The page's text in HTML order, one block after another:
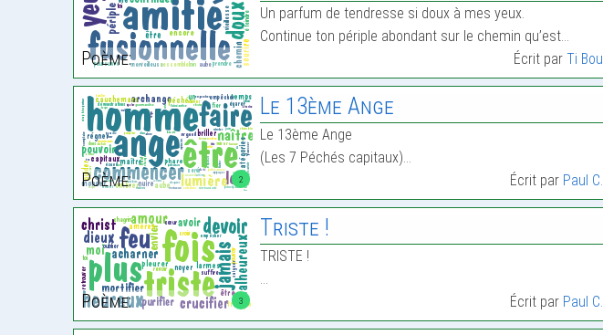
Poème:
Un parfum de tendresse si doux à mes yeux.
Continue ton périple abondant sur le chemin qu’est…
Écrit parTi Bou
2
Poème:
Le 13ème Ange
Le 13ème Ange
(Les 7 Péchés capitaux)…
Écrit par Paul C.
3
Poème:
Triste !
TRISTE !
…
Écrit par Paul C.